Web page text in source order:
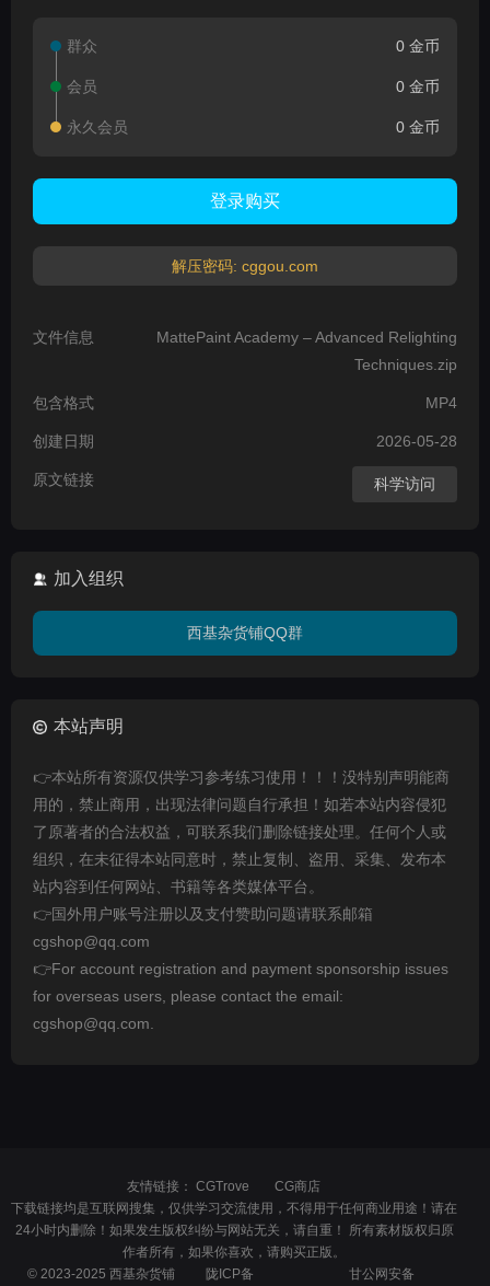
群众 0 金币
会员 0 金币
永久会员 0 金币
登录购买
解压密码: cggou.com
文件信息
MattePaint Academy – Advanced Relighting
Techniques.zip
包含格式 MP4
创建日期 2026-05-28
原文链接 科学访问
加入组织
西基杂货铺QQ群
本站声明
👉本站所有资源仅供学习参考练习使用！！！没特别声明能商
用的，禁止商用，出现法律问题自行承担！如若本站内容侵犯
了原著者的合法权益，可联系我们删除链接处理。任何个人或
组织，在未征得本站同意时，禁止复制、盗用、采集、发布本
站内容到任何网站、书籍等各类媒体平台。
👉国外用户账号注册以及支付赞助问题请联系邮箱
cgshop@qq.com
👉For account registration and payment sponsorship issues
for overseas users, please contact the email:
cgshop@qq.com.
友情链接： CGTrove
CG商店
下载链接均是互联网搜集，仅供学习交流使用，不得用于任何商业用途！请在
24小时内删除！如果发生版权纠纷与网站无关，请自重！ 所有素材版权归原
作者所有，如果你喜欢，请购买正版。
© 2023-2025 西基杂货铺
陇ICP备 甘公网安备